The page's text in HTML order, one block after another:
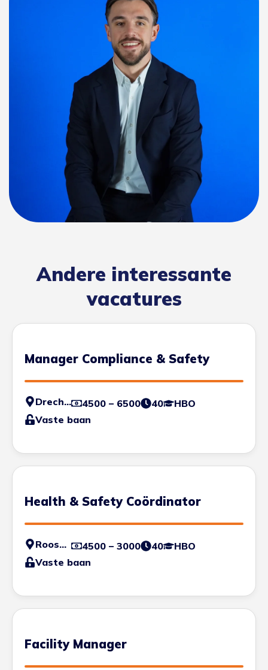
Andere interessante
vacatures
Manager Compliance & Safety
Drechtsteden 4500 – 6500 40
HBO
Vaste baan
Health & Safety Coördinator
Roosendaal 4500 – 3000 40
HBO
Vaste baan
Facility Manager